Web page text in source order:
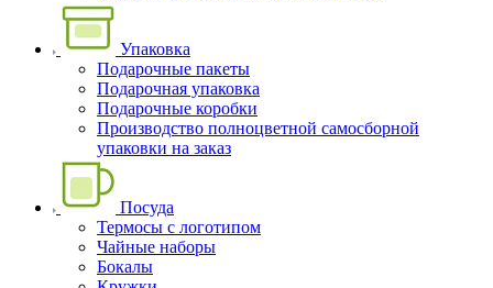
Упаковка
Подарочные пакеты
Подарочная упаковка
Подарочные коробки
Производство полноцветной самосборной
упаковки на заказ
Посуда
Термосы с логотипом
Чайные наборы
Бокалы